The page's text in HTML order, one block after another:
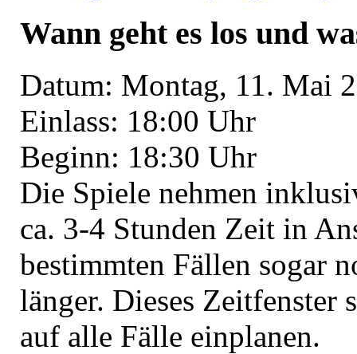
Wann geht es los und
Datum: Montag, 11. Mai
Einlass: 18:00 Uhr
Beginn: 18:30 Uhr
Die Spiele nehmen
ca. 3-4 Stunden Zeit in
bestimmten Fällen sogar
länger. Dieses Zeitfenster
auf alle Fälle einplanen.